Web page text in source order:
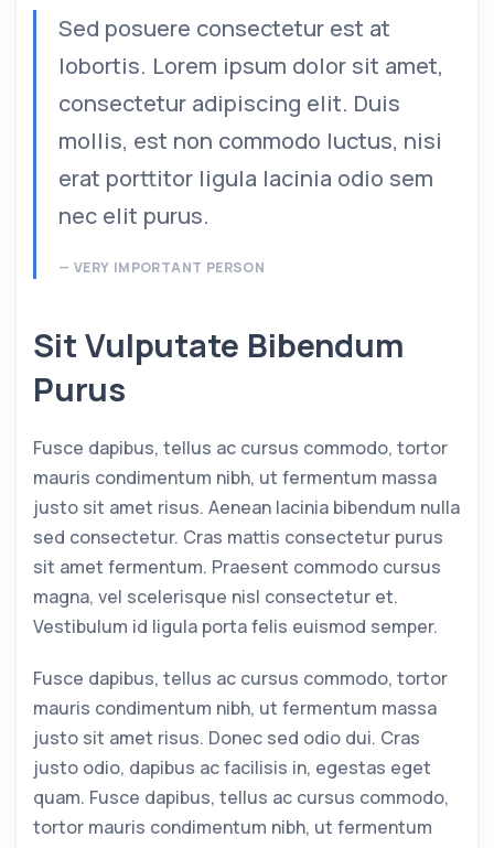
Sed posuere consectetur est at
lobortis. Lorem ipsum dolor sit amet,
consectetur adipiscing elit. Duis
mollis, est non commodo luctus, nisi
erat porttitor ligula lacinia odio sem
nec elit purus.
VERY IMPORTANT PERSON
Sit Vulputate Bibendum
Purus
Fusce dapibus, tellus ac cursus commodo, tortor
mauris condimentum nibh, ut fermentum massa
justo sit amet risus. Aenean lacinia bibendum nulla
sed consectetur. Cras mattis consectetur purus
sit amet fermentum. Praesent commodo cursus
magna, vel scelerisque nisl consectetur et.
Vestibulum id ligula porta felis euismod semper.
Fusce dapibus, tellus ac cursus commodo, tortor
mauris condimentum nibh, ut fermentum massa
justo sit amet risus. Donec sed odio dui. Cras
justo odio, dapibus ac facilisis in, egestas eget
quam. Fusce dapibus, tellus ac cursus commodo,
tortor mauris condimentum nibh, ut fermentum